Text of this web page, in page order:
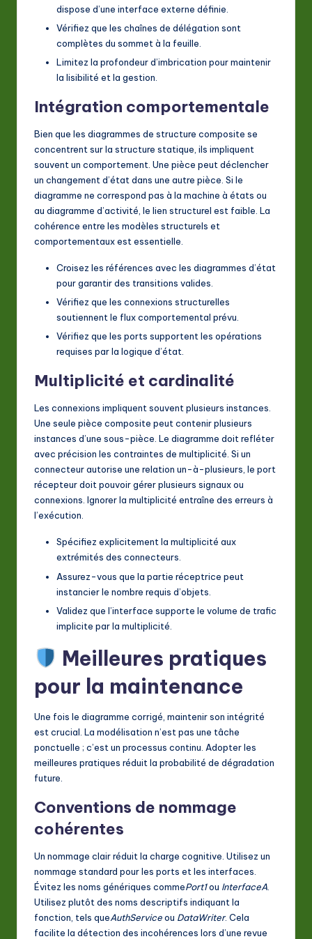
dispose d’une interface externe définie.
Vérifiez que les chaînes de délégation sont
complètes du sommet à la feuille.
Limitez la profondeur d’imbrication pour maintenir
la lisibilité et la gestion.
Intégration comportementale
Bien que les diagrammes de structure composite se
concentrent sur la structure statique, ils impliquent
souvent un comportement. Une pièce peut déclencher
un changement d’état dans une autre pièce. Si le
diagramme ne correspond pas à la machine à états ou
au diagramme d’activité, le lien structurel est faible. La
cohérence entre les modèles structurels et
comportementaux est essentielle.
Croisez les références avec les diagrammes d’état
pour garantir des transitions valides.
Vérifiez que les connexions structurelles
soutiennent le flux comportemental prévu.
Vérifiez que les ports supportent les opérations
requises par la logique d’état.
Multiplicité et cardinalité
Les connexions impliquent souvent plusieurs instances.
Une seule pièce composite peut contenir plusieurs
instances d’une sous-pièce. Le diagramme doit refléter
avec précision les contraintes de multiplicité. Si un
connecteur autorise une relation un-à-plusieurs, le port
récepteur doit pouvoir gérer plusieurs signaux ou
connexions. Ignorer la multiplicité entraîne des erreurs à
l’exécution.
Spécifiez explicitement la multiplicité aux
extrémités des connecteurs.
Assurez-vous que la partie réceptrice peut
instancier le nombre requis d’objets.
Validez que l’interface supporte le volume de trafic
implicite par la multiplicité.
Meilleures pratiques
pour la maintenance
Une fois le diagramme corrigé, maintenir son intégrité
est crucial. La modélisation n’est pas une tâche
ponctuelle ; c’est un processus continu. Adopter les
meilleures pratiques réduit la probabilité de dégradation
future.
Conventions de nommage
cohérentes
Un nommage clair réduit la charge cognitive. Utilisez un
nommage standard pour les ports et les interfaces.
Évitez les noms génériques commePort1ou InterfaceA
Utilisez plutôt des noms descriptifs indiquant la
fonction, tels queAuthServiceou DataWriter. Cela
facilite la détection des incohérences lors d’une revue